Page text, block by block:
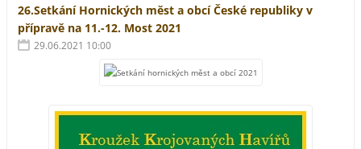
26.Setkání Hornických měst a obcí České republiky v
přípravě na 11.-12. Most 2021
29.06.2021 10:00